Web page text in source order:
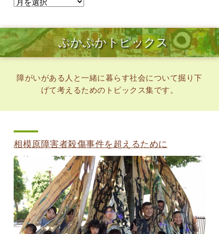
ぷかぷかトピックス
障がいがある人と一緒に暮らす社会について掘り下
げて考えるためのトピックス集です。
相模原障害者殺傷事件を超えるために